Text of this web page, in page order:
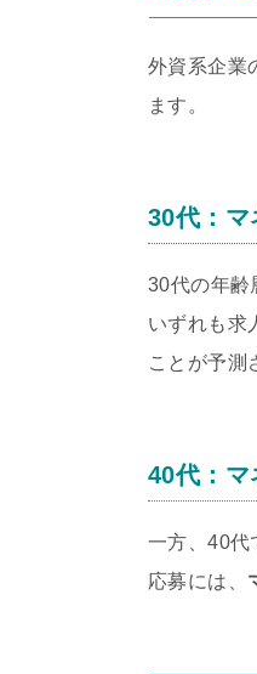
外資系企業
ます。
30代：マ
30代の年齢
いずれも求
ことが予測
40代：マ
一方、40代
応募には、